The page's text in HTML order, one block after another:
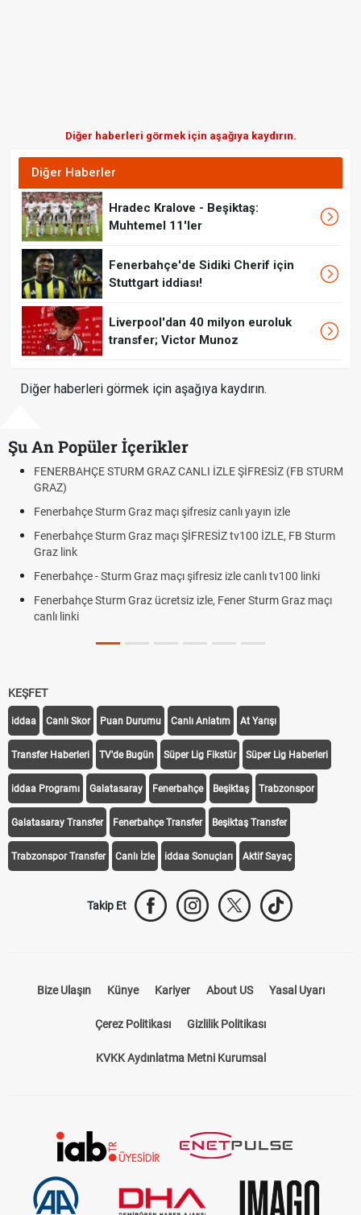
Diğer haberleri görmek için aşağıya kaydırın.
Diğer Haberler
Hradec Kralove - Beşiktaş:
Muhtemel 11'ler
Fenerbahçe'de Sidiki Cherif için
Stuttgart iddiası!
Liverpool'dan 40 milyon euroluk
transfer; Victor Munoz
Diğer haberleri görmek için aşağıya kaydırın.
Şu An Popüler İçerikler
STURM GRAZ CANLI İZLE ŞİFRESİZ (FB STURM
Sturm Graz maçı şifresiz canlı yayın izle
Sturm Graz maçı ŞİFRESİZ tv100 İZLE, FB Sturm
- Sturm Graz maçı şifresiz izle canlı tv100 linki
Sturm Graz ücretsiz izle, Fener Sturm Graz maçı
Fındık
Rövanşı
KEŞFET
iddaa Canlı Skor Puan Durumu Canlı Anlatım At Yarışı
Transfer Haberleri TV'de Bugün Süper Lig Fikstür Süper Lig Haberleri
iddaa Programı Galatasaray Fenerbahçe Beşiktaş Trabzonspor
Galatasaray Transfer Fenerbahçe Transfer Beşiktaş Transfer
Canlı İzle iddaa Sonuçları Aktif Sayaç
Künye Kariyer About US
Çerez Politikası Gizlilik Politikası